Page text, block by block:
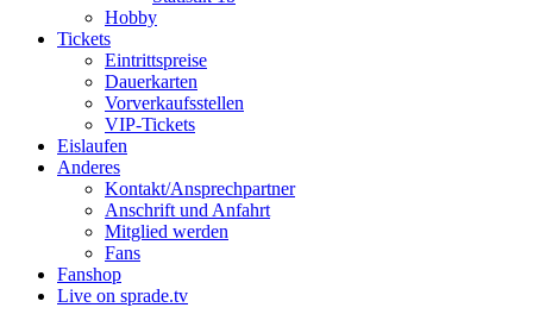
Hobby
Tickets
Eintrittspreise
Dauerkarten
Vorverkaufsstellen
VIP-Tickets
Eislaufen
Anderes
Kontakt/Ansprechpartner
Anschrift und Anfahrt
Mitglied werden
Fans
Fanshop
Live on sprade.tv